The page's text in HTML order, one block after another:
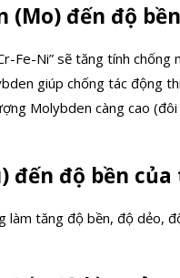
(Mo) đến độ
Fe-Ni” sẽ tăng tính
giúp chống tác động
Molybden càng cao
đến độ bền
làm tăng độ bền, độ dẻo,